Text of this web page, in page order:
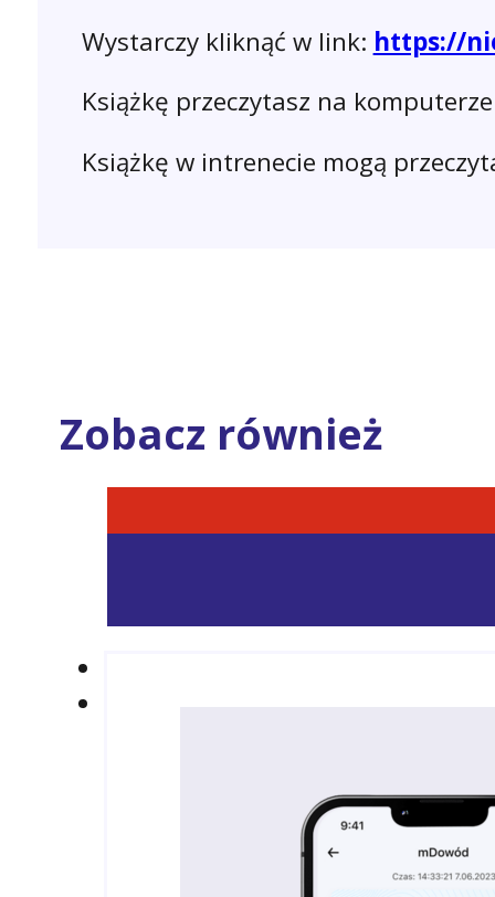
Wystarczy kliknąć w link: https://
Książkę przeczytasz na
Książkę w intrenecie mogą
Zobacz również